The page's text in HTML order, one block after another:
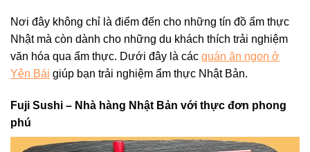
Nơi đây không chỉ là điểm đến cho những tín đồ ẩm thực
Nhật mà còn dành cho những du khách thích trải nghiệm
văn hóa qua ẩm thực. Dưới đây là các quán ăn ngon ở
Yên Bái giúp bạn trải nghiệm ẩm thực Nhật Bản.
Fuji Sushi – Nhà hàng Nhật Bản với thực đơn phong
phú